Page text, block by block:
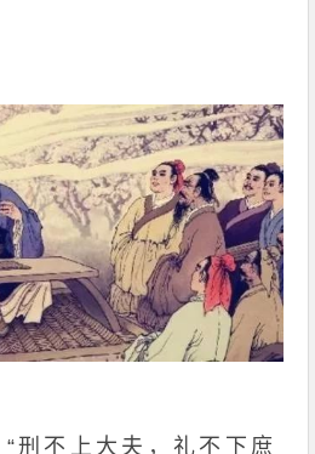
不上大夫，礼不下庶